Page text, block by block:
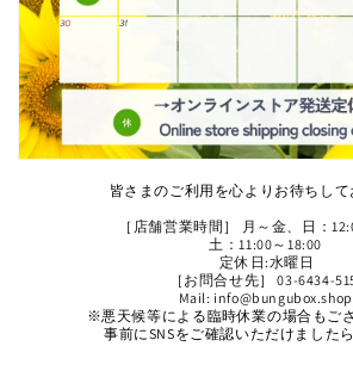
皆さまのご利用を心よりお待ちして
［店舗営業時間］ 月～金、日：
土：11:00～18:00
定休日:水曜日
［お問合せ先］ 03-6434-
Mail: info@bungubox.shop
※悪天候等による臨時休業の場合もご
事前にSNSをご確認いただけました